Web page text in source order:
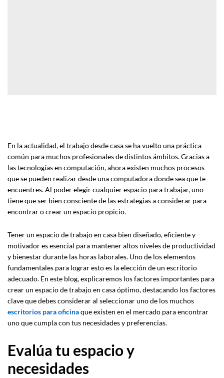
En la actualidad, el trabajo desde casa se ha vuelto una práctica
común para muchos profesionales de distintos ámbitos. Gracias a
las tecnologías en computación, ahora existen muchos procesos
que se pueden realizar desde una computadora donde sea que te
encuentres. Al poder elegir cualquier espacio para trabajar, uno
tiene que ser bien consciente de las estrategias a considerar para
encontrar o crear un espacio propicio.
Tener un espacio de trabajo en casa bien diseñado, eficiente y
motivador es esencial para mantener altos niveles de productividad
y bienestar durante las horas laborales. Uno de los elementos
fundamentales para lograr esto es la elección de un escritorio
adecuado. En este blog, explicaremos los factores importantes para
crear un espacio de trabajo en casa óptimo, destacando los factores
clave que debes considerar al seleccionar uno de los muchos
escritorios para oficinaque existen en el mercado para encontrar
uno que cumpla con tus necesidades y preferencias.
Evalúa tu espacio y
necesidades